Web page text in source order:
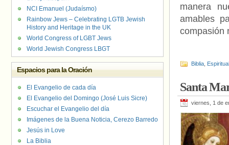
manera
amables
compasión
Biblia
Santa
viernes, 1 de
NCI Emanuel (Judaísmo)
Rainbow Jews – Celebrating LGTB Jewish
History and Heritage in the UK
World Congress of LGBT Jews
World Jewish Congress LBGT
Espacios para la Oración
El Evangelio de cada día
El Evangelio del Domingo (José Luis Sicre)
Escuchar el Evangelio del día
Imágenes de la Buena Noticia, Cerezo Barredo
Jesús in Love
La Biblia